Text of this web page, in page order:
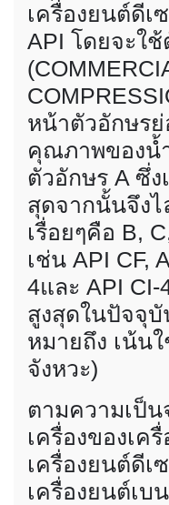
เครื่องยนต์ดีเ
API โดยจะใ
หน้าตัวอักษรย่
คุณภาพของน้
ตัวอักษร A ซึ่
สุดจากนั้นจึง
เรื่อยๆคือ B,
เช่น API CF,
4และ API
สูงสุดในปัจจุบั
หมายถึง เน้น
จังหวะ)
ตามความเป็
เครื่องของเค
เครื่องยนต์ดีเ
เครื่องยนต์เบ